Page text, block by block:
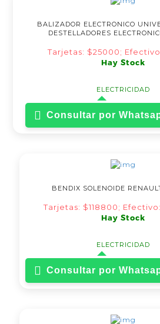
BALIZADOR ELECTRONICO
DESTELLADORES
Tarjetas: $25000;
Hay Stock
ELECTRICIDAD
Consultar por
BENDIX SOLENOIDE
Tarjetas: $118800;
Hay Stock
ELECTRICIDAD
Consultar por